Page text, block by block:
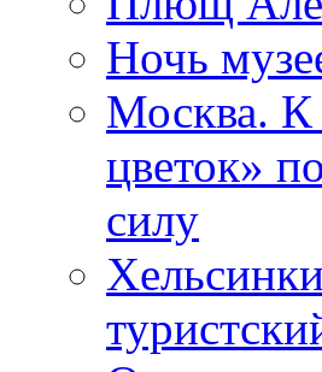
Ночь
Москва.
цветок»
силу